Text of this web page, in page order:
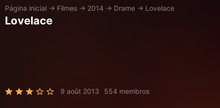
Página inicial → Filmes → 2014 → Drame → Lovelace
Lovelace
9 août 2013 554 membros